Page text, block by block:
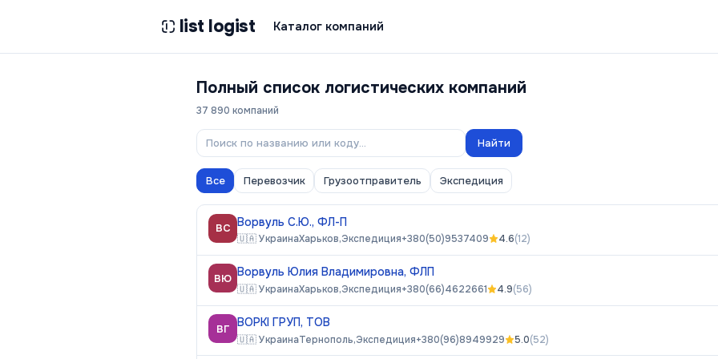
list logist Каталог компаний
Полный список логистических компаний
37 890 компаний
Найти
Все Перевозчик Грузоотправитель Экспедиция
ВС Ворвуль С.Ю., ФЛ-П
🇺🇦УкраинаХарьков,Экспедиция+380(50)9537409 4.6(12)
ВЮ Ворвуль Юлия Владимировна, ФЛП
🇺🇦УкраинаХарьков,Экспедиция+380(66)4622661 4.9(56)
ВГ ВОРКІ ГРУП, ТОВ
🇺🇦УкраинаТернополь,Экспедиция+380(96)8949929 5.0(52)